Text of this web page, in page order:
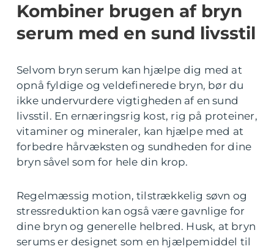
Kombiner brugen af bryn
serum med en sund livsstil
Selvom bryn serum kan hjælpe dig med at
opnå fyldige og veldefinerede bryn, bør du
ikke undervurdere vigtigheden af en sund
livsstil. En ernæringsrig kost, rig på proteiner,
vitaminer og mineraler, kan hjælpe med at
forbedre hårvæksten og sundheden for dine
bryn såvel som for hele din krop.
Regelmæssig motion, tilstrækkelig søvn og
stressreduktion kan også være gavnlige for
dine bryn og generelle helbred. Husk, at bryn
serums er designet som en hjælpemiddel til